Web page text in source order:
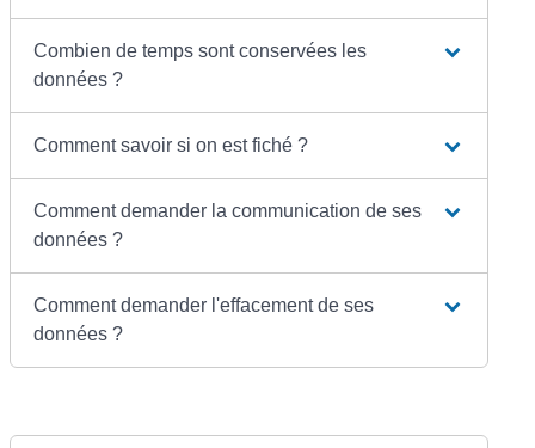
Combien de temps sont conservées les
données ?
Comment savoir si on est fiché ?
Comment demander la communication de ses
données ?
Comment demander l'effacement de ses
données ?